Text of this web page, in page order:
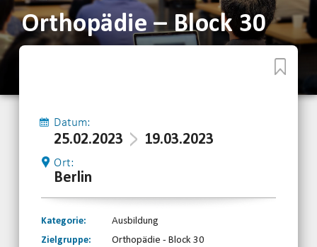
Orthopädie – Block 30
Datum:
25.02.2023 19.03.2023
Ort:
Berlin
Kategorie:
Ausbildung
Zielgruppe:
Orthopädie - Block 30